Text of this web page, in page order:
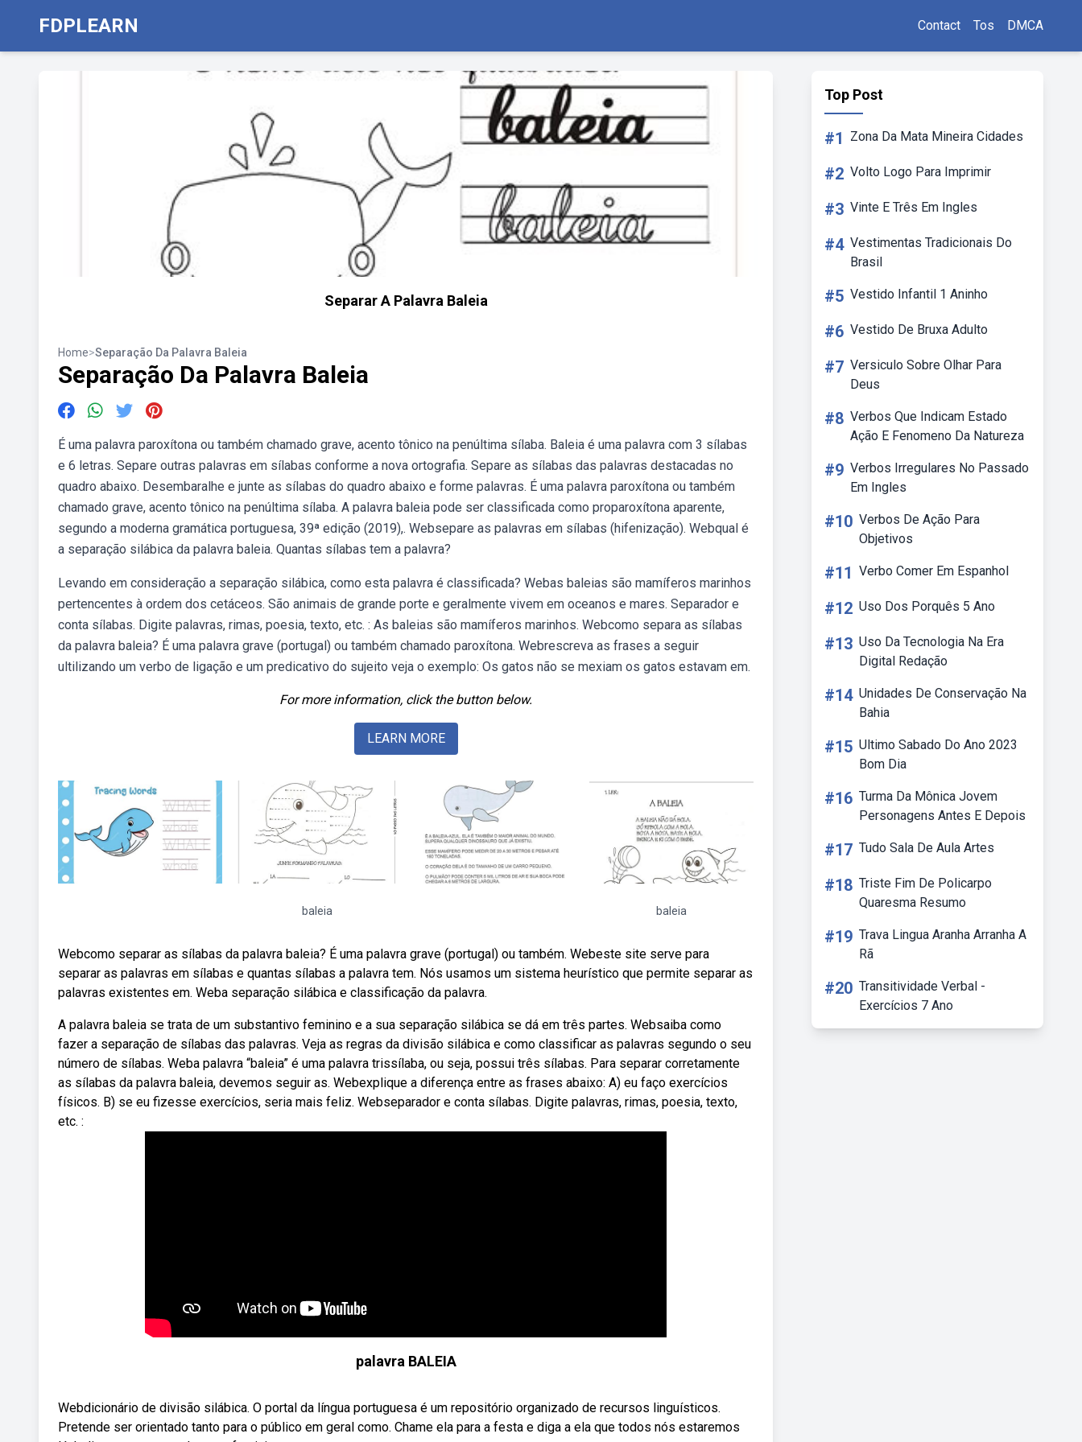
FDPLEARN Contact Tos DMCA
Separar A Palavra Baleia
Home>Separação Da Palavra Baleia
Separação Da Palavra Baleia
É uma palavra paroxítona ou também chamado grave, acento tônico na penúltima sílaba. Baleia é uma palavra com 3 sílabas
e 6 letras. Separe outras palavras em sílabas conforme a nova ortografia. Separe as sílabas das palavras destacadas no
quadro abaixo. Desembaralhe e junte as sílabas do quadro abaixo e forme palavras. É uma palavra paroxítona ou também
chamado grave, acento tônico na penúltima sílaba. A palavra baleia pode ser classificada como proparoxítona aparente,
segundo a moderna gramática portuguesa, 39ª edição (2019),. Websepare as palavras em sílabas (hifenização). Webqual é
a separação silábica da palavra baleia. Quantas sílabas tem a palavra?
Levando em consideração a separação silábica, como esta palavra é classificada? Webas baleias são mamíferos marinhos
pertencentes à ordem dos cetáceos. São animais de grande porte e geralmente vivem em oceanos e mares. Separador e
conta sílabas. Digite palavras, rimas, poesia, texto, etc. : As baleias são mamíferos marinhos. Webcomo separa as sílabas
da palavra baleia? É uma palavra grave (portugal) ou também chamado paroxítona. Webrescreva as frases a seguir
ultilizando um verbo de ligação e um predicativo do sujeito veja o exemplo: Os gatos não se mexiam os gatos estavam em.
For more information, click the button below.
LEARN MORE
baleia baleia
Webcomo separar as sílabas da palavra baleia? É uma palavra grave (portugal) ou também. Webeste site serve para
separar as palavras em sílabas e quantas sílabas a palavra tem. Nós usamos um sistema heurístico que permite separar as
palavras existentes em. Weba separação silábica e classificação da palavra.
A palavra baleia se trata de um substantivo feminino e a sua separação silábica se dá em três partes. Websaiba como
fazer a separação de sílabas das palavras. Veja as regras da divisão silábica e como classificar as palavras segundo o seu
número de sílabas. Weba palavra “baleia” é uma palavra trissílaba, ou seja, possui três sílabas. Para separar corretamente
as sílabas da palavra baleia, devemos seguir as. Webexplique a diferença entre as frases abaixo: A) eu faço exercícios
físicos. B) se eu fizesse exercícios, seria mais feliz. Webseparador e conta sílabas. Digite palavras, rimas, poesia, texto,
etc. :
palavra BALEIA
Webdicionário de divisão silábica. O portal da língua portuguesa é um repositório organizado de recursos linguísticos.
Pretende ser orientado tanto para o público em geral como. Chame ela para a festa e diga a ela que todos nós estaremos
Top Post
#1 Zona Da Mata Mineira Cidades
#2 Volto Logo Para Imprimir
#3 Vinte E Três Em Ingles
#4 Vestimentas Tradicionais Do
Brasil
#5 Vestido Infantil 1 Aninho
#6 Vestido De Bruxa Adulto
#7 Versiculo Sobre Olhar Para
Deus
#8 Verbos Que Indicam Estado
Ação E Fenomeno Da Natureza
#9 Verbos Irregulares No Passado
Em Ingles
#10 Verbos De Ação Para
Objetivos
#11 Verbo Comer Em Espanhol
#12 Uso Dos Porquês 5 Ano
#13 Uso Da Tecnologia Na Era
Digital Redação
#14 Unidades De Conservação Na
Bahia
#15 Ultimo Sabado Do Ano 2023
Bom Dia
#16 Turma Da Mônica Jovem
Personagens Antes E Depois
#17 Tudo Sala De Aula Artes
#18 Triste Fim De Policarpo
Quaresma Resumo
#19 Trava Lingua Aranha Arranha A
Rã
#20 Transitividade Verbal -
Exercícios 7 Ano